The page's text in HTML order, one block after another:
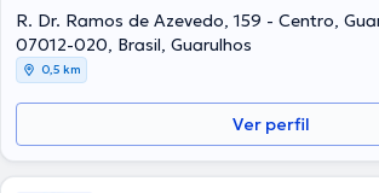
R. Dr. Ramos de Azevedo, 159 - Centro,
07012-020, Brasil, Guarulhos
0,5 km
Ver perfil